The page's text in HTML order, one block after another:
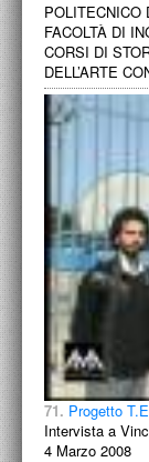
POLITECNICO
FACOLTÀ DI
CORSI DI
DELL’ARTE
71. Progetto
Intervista a
4 Marzo 2008